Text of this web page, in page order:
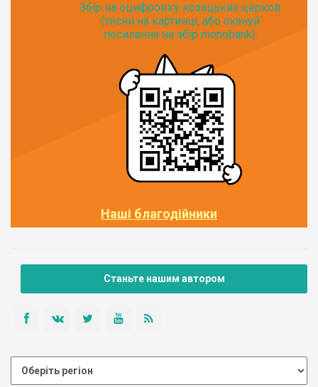
Збір на оцифровку козацьких церков
(тисни на картинці, або скануй
посилання на збір monobank):
Наші благодійники
Станьте нашим автором